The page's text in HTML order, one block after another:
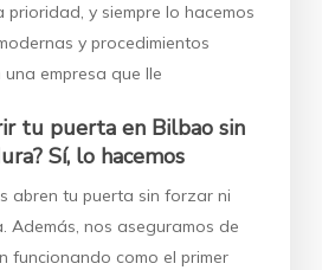
prioridad, y siempre lo hacemos
y procedimientos
empresa que lle
tu puerta en Bilbao sin
Sí, lo hacemos
abren tu puerta sin forzar ni
Además, nos aseguramos de
funcionando como el primer